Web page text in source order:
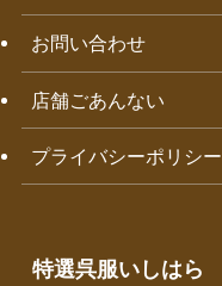
お問い合わせ
店舗ごあんない
プライバシーポリシー
特選呉服いしはら